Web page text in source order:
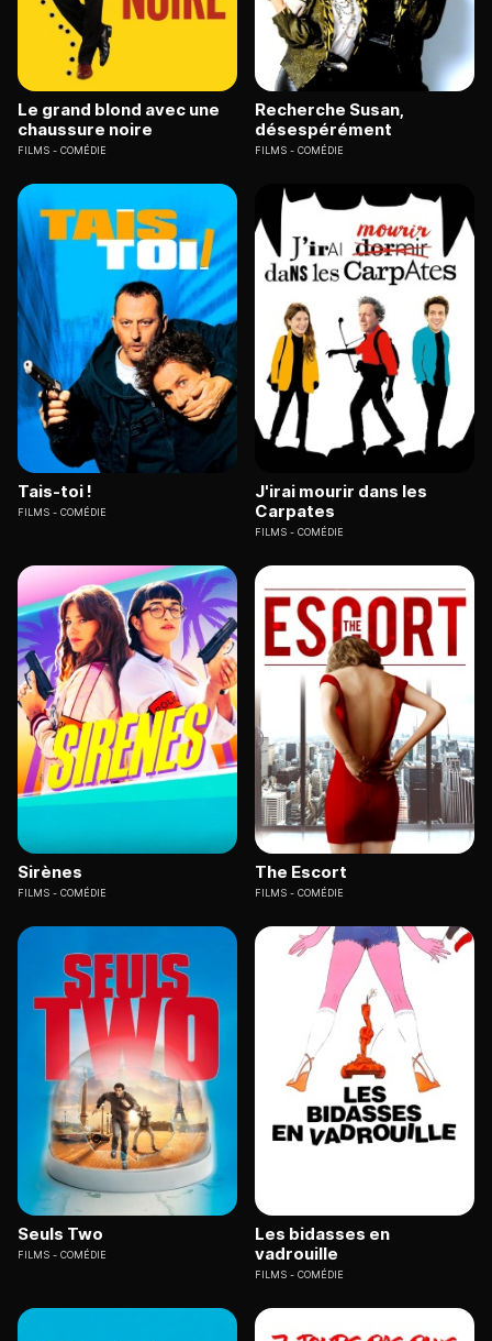
Le grand blond avec une
chaussure noire
FILMS COMÉDIE
Recherche Susan,
désespérément
FILMS COMÉDIE
Tais-toi !
FILMS COMÉDIE
J'irai mourir dans les
Carpates
FILMS COMÉDIE
Sirènes
FILMS COMÉDIE
The Escort
FILMS COMÉDIE
Seuls Two
FILMS COMÉDIE
Les bidasses en
vadrouille
FILMS COMÉDIE